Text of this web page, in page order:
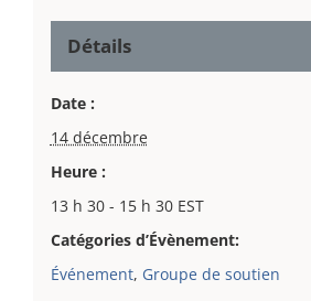
Détails
Date :
14 décembre
Heure :
13 h 30 - 15 h 30 EST
Catégories d’Évènement:
Événement, Groupe de soutien